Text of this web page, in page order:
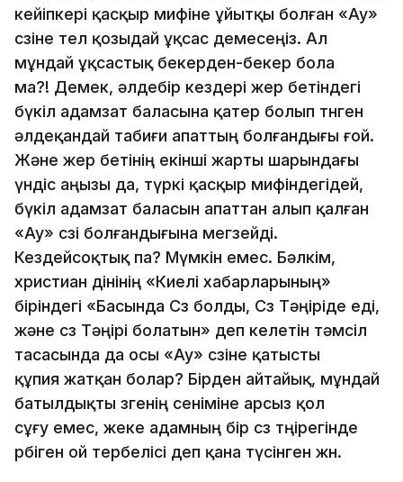
кейiпкерi қасқыр мифiне ұйытқы болған «Ау»
сөзiне тел қозыдай ұқсас де­месеңiз. Ал
мұндай ұқсастық бекерден-бекер бола
ма?! Демек, әлдебiр кездерi жер бетiндегi
бүкiл адамзат баласына қатер болып төнген
әлдеқандай табиғи апаттың бол­ғандығы ғой.
Және жер бетiнiң екiншi жарты шарындағы
үндiс аңызы да, түркi қас­қыр мифiндегiдей,
бүкiл адамзат баласын апаттан алып қалған
«Ау» сөзi бол­ған­ды­ғына мегзейдi.
Кездейсоқтық па? Мүмкiн емес. Бәлкiм,
христиан дiнiнiң «Киелi хабарларының»
бiрiндегi «Басында Сөз болды, Сөз Тәңiрiде едi,
және сөз Тәңiрi болатын» деп келетiн тәмсiл
тасасында да осы «Ау» сөзiне қатысты
құпия жатқан болар? Бiрден айтайық, мұндай
батылдықты өзгенiң сенiмiне арсыз қол
сұғу емес, жеке адамның бiр сөз төңiрегiнде
өрбiген ой тербелiсi деп қана түсiнген жөн.